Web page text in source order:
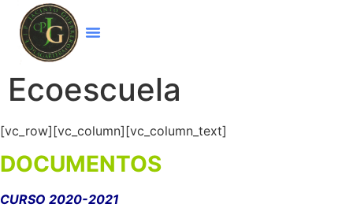
Ecoescuela
[vc_row][vc_column][vc_column_text]
DOCUMENTOS
CURSO 2020-2021